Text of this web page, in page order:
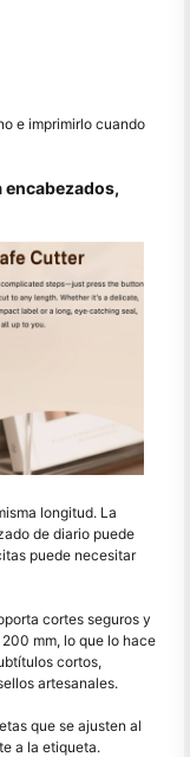
e imprimirlo cuando
longitud. La
de diario puede
puede necesitar
cortes seguros y
mm, lo que lo hace
cortos,
artesanales.
que se ajusten al
a la etiqueta.